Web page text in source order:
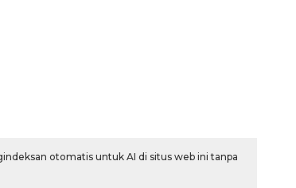
otomatis untuk AI di situs web ini tanpa